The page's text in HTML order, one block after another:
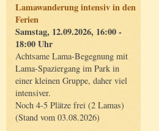
Lamawanderung intensiv in den
Ferien
Samstag, 12.09.2026, 16:00 -
18:00 Uhr
Achtsame Lama-Begegnung mit
Lama-Spaziergang im Park in
einer kleinen Gruppe, daher viel
intensiver.
Noch 4-5 Plätze frei (2 Lamas)
(Stand vom 03.08.2026)